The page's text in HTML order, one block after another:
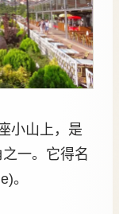
小山上，是
一。它得名
。